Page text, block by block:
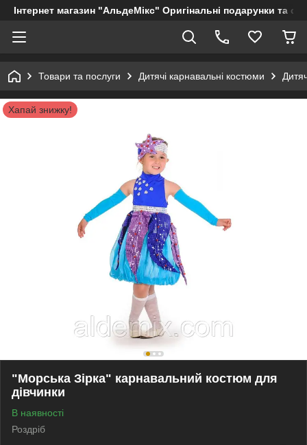
Інтернет магазин "АльдеМікс" Оригінальні подарунки та
Товари та послуги Дитячі карнавальні костюми
Хапай знижку!
"Морська Зірка" карнавальний костюм для
дівчинки
В наявності
Роздріб